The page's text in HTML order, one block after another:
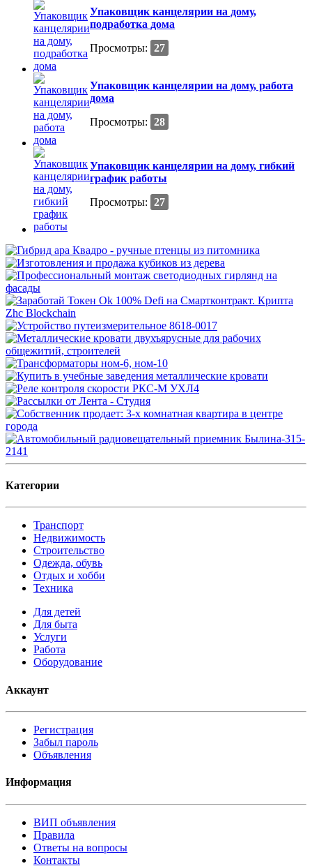
Упаковщик канцелярии на дому,
подработка дома
Просмотры: 27
Упаковщик канцелярии на дому, работа
дома
Просмотры: 28
Упаковщик канцелярии на дому, гибкий
график работы
Просмотры: 27
Категории
Транспорт
Недвижимость
Строительство
Одежда, обувь
Отдых и хобби
Техника
Для детей
Для быта
Услуги
Работа
Оборудование
Аккаунт
Регистрация
Забыл пароль
Объявления
Информация
ВИП объявления
Правила
Ответы на вопросы
Контакты